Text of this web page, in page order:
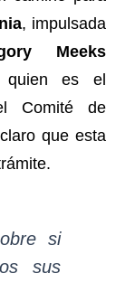
, impulsada
Meeks
quien es el
Comité de
que esta
si
sus